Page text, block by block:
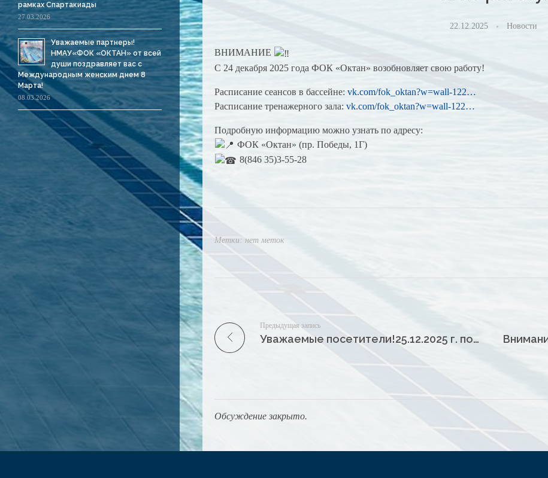
22.12.2025 Новости
ВНИМАНИЕ
С 24 декабря 2025 года ФОК «Октан» возобновляет свою работу!
Расписание сеансов в бассейне: vk.com/fok_oktan?w=wall-122…
Расписание тренажерного зала: vk.com/fok_oktan?w=wall-122…
Подробную информацию можно узнать по адресу:
ФОК «Октан» (пр. Победы, 1Г)
8(846 35)3-55-28
Метки: нет меток
Предыдущая запись
Уважаемые посетители!25.12.2025 г. последний день приема безналичной оплаты в кассах структурных отделений НМАУ “ФОК “ОКТАН”!
Обсуждение закрыто.
рамках Спартакиады
27.03.2026
Уважаемые партнеры!
НМАУ«ФОК «ОКТАН» от всей
души поздравляет вас с
Международным женским днем 8
Марта!
08.03.2026